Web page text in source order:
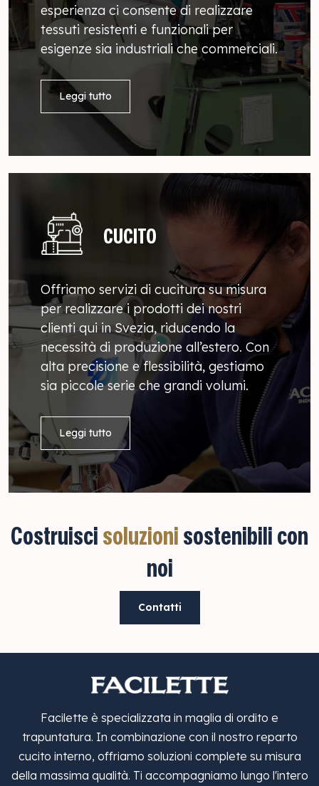
esperienza ci consente di realizzare
tessuti resistenti e funzionali per
esigenze sia industriali che commerciali.
Leggi tutto
CUCITO
Offriamo servizi di cucitura su misura
per realizzare i prodotti dei nostri
clienti qui in Svezia, riducendo la
necessità di produzione all’estero. Con
alta precisione e flessibilità, gestiamo
sia piccole serie che grandi volumi.
Leggi tutto
Costruisci soluzioni sostenibili con
noi
Contatti
Facilette è specializzata in maglia di ordito e
trapuntatura. In combinazione con il nostro reparto
cucito interno, offriamo soluzioni complete su misura
della massima qualità. Ti accompagniamo lungo l'intero